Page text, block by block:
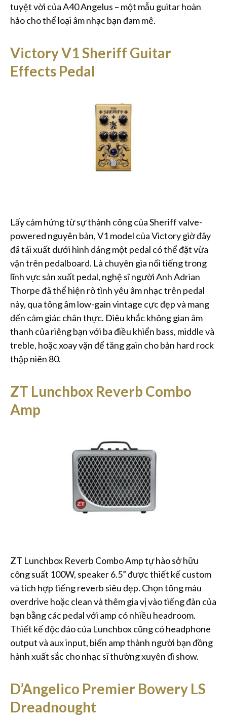
tuyệt vời của A40 Angelus – một mẫu guitar hoàn
hảo cho thể loại âm nhạc bạn đam mê.
Victory V1 Sheriff Guitar
Effects Pedal
Lấy cảm hứng từ sự thành công của Sheriff valve-
powered nguyên bản, V1 model của Victory giờ đây
đã tái xuất dưới hình dáng một pedal có thể đặt vừa
vặn trên pedalboard. Là chuyên gia nổi tiếng trong
lĩnh vực sản xuất pedal, nghệ sĩ người Anh Adrian
Thorpe đã thể hiện rõ tình yêu âm nhạc trên pedal
này, qua tông âm low-gain vintage cực đẹp và mang
đến cảm giác chân thực. Điêu khắc không gian âm
thanh của riêng bạn với ba điều khiển bass, middle và
treble, hoặc xoay vặn để tăng gain cho bản hard rock
thập niên 80.
ZT Lunchbox Reverb Combo
Amp
ZT Lunchbox Reverb Combo Amp tự hào sở hữu
công suất 100W, speaker 6.5” được thiết kế custom
và tích hợp tiếng reverb siêu đẹp. Chọn tông màu
overdrive hoặc clean và thêm gia vị vào tiếng đàn của
bạn bằng các pedal với amp có nhiều headroom.
Thiết kế độc đáo của Lunchbox cũng có headphone
output và aux input, biến amp thành người bạn đồng
hành xuất sắc cho nhạc sĩ thường xuyên đi show.
D’Angelico Premier Bowery LS
Dreadnought